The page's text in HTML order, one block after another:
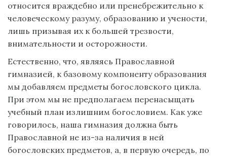
относится враждебно или пренебрежительно к
человеческому разуму, образованию и учености,
лишь призывая их к большей трезвости,
внимательности и осторожности.
Естественно, что, являясь Православной
гимназией, к базовому компоненту образования
мы добавляем предметы богословского цикла.
При этом мы не предполагаем перенасыщать
учебный план излишним богословием. Как уже
говорилось, наша гимназия должна быть
Православной не из-за наличия в ней
богословских предметов, а, в первую очередь, по